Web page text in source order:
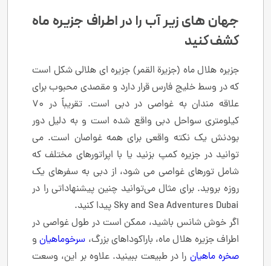
جهان های زیر آب را در اطراف جزیره ماه
کشف کنید
جزیره هلال ماه (جزیرة القمر) جزیره ای هلالی شکل است
که در وسط خلیج فارس قرار دارد و مقصدی محبوب برای
علاقه مندان به غواصی در دبی است. تقریباً در 70
کیلومتری سواحل دبی واقع شده است و به دلیل دور
بودنش یک نکته واقعی برای همه غواصان است. می
توانید در جزیره کمپ بزنید یا با اپراتورهای مختلف که
شامل تورهای غواصی می شود، از دبی به سفرهای یک
روزه بروید. برای مثال می‌توانید چنین پیشنهاداتی را در
Sky and Sea Adventures Dubai پیدا کنید.
اگر خوش شانس باشید، ممکن است در طول غواصی در
اطراف جزیره هلال ماه، باراکوداهای بزرگ، سرخوماهیانو
صخره ماهیان را در طبیعت ببینید. علاوه بر این، وسعت